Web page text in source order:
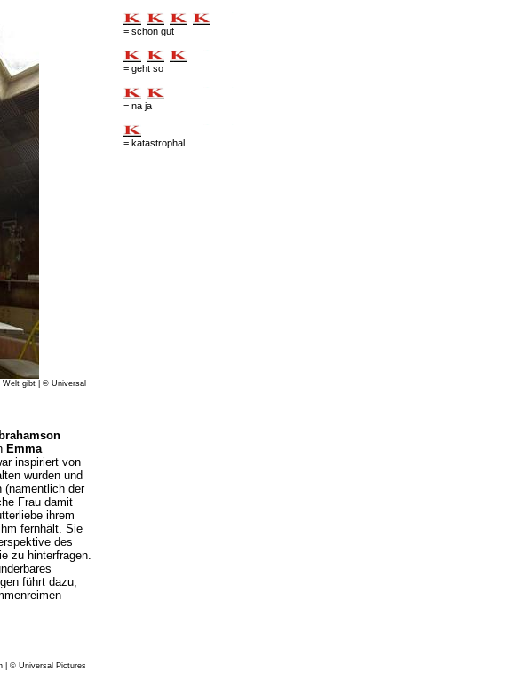
gibt | © Universal
Emma
inspiriert von
wurden und
(namentlich der
Frau damit
ihrem
fernhält. Sie
des
zu hinterfragen.
führt dazu,
| © Universal Pictures
= schon gut
= geht so
= na ja
= katastrophal